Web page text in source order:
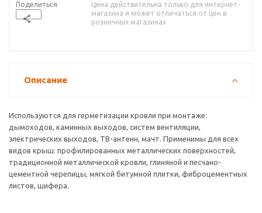
Поделиться
Цена действительна только для интернет-
магазина и может отличаться от цен в
розничных магазинах
Описание
Используются для герметизации кровли при монтаже:
дымоходов, каминных выходов, систем вентиляции,
электрических выходов, ТВ-антенн, мачт. Применимы для всех
видов крыш: профилированных металлических поверхностей,
традиционной металлической кровли, глиняной и песчано-
цементной черепицы, мягкой битумной плитки, фиброцементных
листов, шифера.